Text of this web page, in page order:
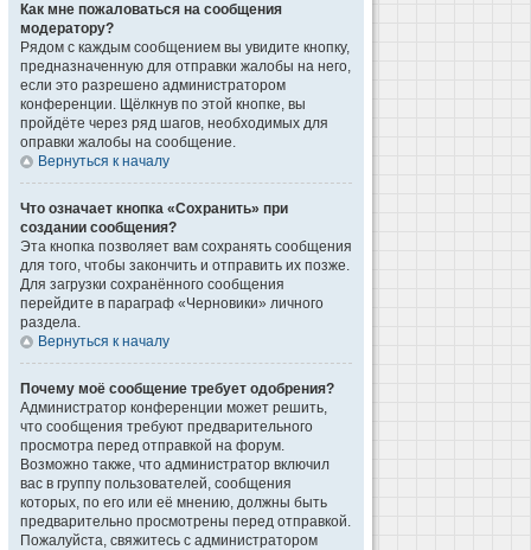
Как мне пожаловаться на сообщения
модератору?
Рядом с каждым сообщением вы увидите кнопку,
предназначенную для отправки жалобы на него,
если это разрешено администратором
конференции. Щёлкнув по этой кнопке, вы
пройдёте через ряд шагов, необходимых для
оправки жалобы на сообщение.
Вернуться к началу
Что означает кнопка «Сохранить» при
создании сообщения?
Эта кнопка позволяет вам сохранять сообщения
для того, чтобы закончить и отправить их позже.
Для загрузки сохранённого сообщения
перейдите в параграф «Черновики» личного
раздела.
Вернуться к началу
Почему моё сообщение требует одобрения?
Администратор конференции может решить,
что сообщения требуют предварительного
просмотра перед отправкой на форум.
Возможно также, что администратор включил
вас в группу пользователей, сообщения
которых, по его или её мнению, должны быть
предварительно просмотрены перед отправкой.
Пожалуйста, свяжитесь с администратором